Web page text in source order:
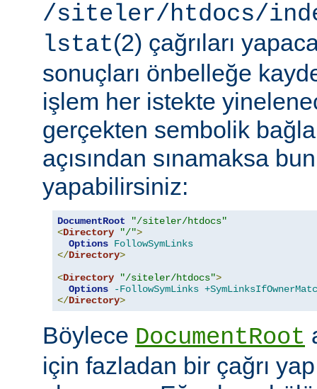
/siteler/htdocs/
lstat(2) çağrıları
sonuçları önbelleğe
işlem her istekte
gerçekten sembolik
açısından sınamaksa
yapabilirsiniz:
DocumentRoot
"/siteler/htdocs"
<Directory "/">
Options FollowSymLinks
</Directory>
<Directory "/siteler/htdocs">
Options
-FollowSymLinks
</Directory>
Böylece DocumentRoot
için fazladan bir çağrı